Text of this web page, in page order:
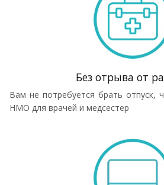
Без отрыва от
Вам не потребуется брать отпуск,
НМО для врачей и медсестер